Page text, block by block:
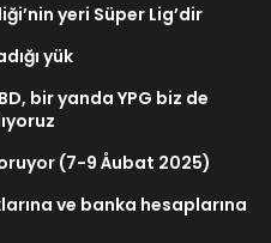
yeri Süper Lig’dir
yük
bir yanda YPG biz de
(7-9 Åubat 2025)
ve banka hesaplarına